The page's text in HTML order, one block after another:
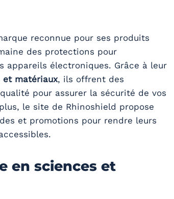
reconnue pour ses produits
des protections pour
appareils électroniques. Grâce à leur
et matériaux, ils offrent des
pour assurer la sécurité de vos
le site de Rhinoshield propose
et promotions pour rendre leurs
en sciences et